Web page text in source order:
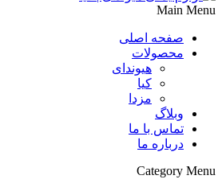
Main Menu
صفحه اصلی
محصولات
هیوندای
کیا
مزدا
وبلاگ
تماس با ما
درباره ما
Category Menu